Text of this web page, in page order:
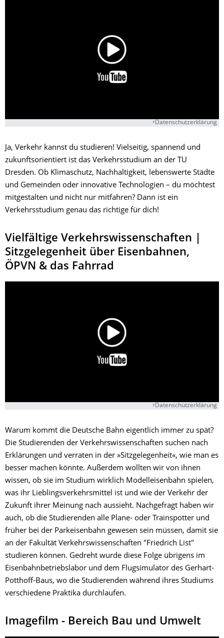
Datenschutzerklärung
Ja, Verkehr kannst du studieren! Vielseitig, spannend und
zukunftsorientiert ist das Verkehrsstudium an der TU
Dresden. Ob Klimaschutz, Nachhaltigkeit, lebenswerte Städte
und Gemeinden oder innovative Technologien – du möchtest
mitgestalten und nicht nur mitfahren? Dann ist ein
Verkehrsstudium genau das richtige für dich!
Vielfältige Verkehrswissenschaften |
Sitzgelegenheit über Eisenbahnen,
ÖPVN & das Fahrrad
Datenschutzerklärung
Warum kommt die Deutsche Bahn eigentlich immer zu spät?
Die Studierenden der Verkehrswissenschaften suchen nach
Erklärungen und verraten in der »Sitzgelegenheit«, wie man es
besser machen könnte. Außerdem wollten wir von ihnen
wissen, ob sie im Studium wirklich Modelleisenbahn spielen,
was ihr Lieblingsverkehrsmittel ist und wie der Verkehr der
Zukunft ihrer Meinung nach aussieht. Nachgefragt haben wir
auch, ob die Studierenden alle Plane- oder Trainspotter und
früher bei der Parkeisenbahn gewesen sein müssen, damit sie
an der Fakultät Verkehrswissenschaften "Friedrich List"
studieren können. Gedreht wurde diese Folge übrigens im
Eisenbahnbetriebslabor und dem Flugsimulator des Gerhart-
Potthoff-Baus, wo die Studierenden während ihres Studiums
verschiedene Praktika durchlaufen.
Imagefilm - Bereich Bau und Umwelt